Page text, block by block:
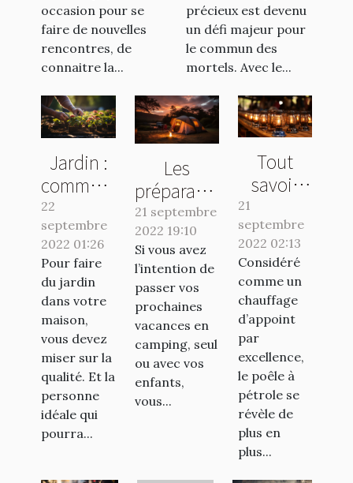
occasion pour se
faire de nouvelles
rencontres, de
connaitre la...
précieux est devenu
un défi majeur pour
le commun des
mortels. Avec le...
Jardin :
comment
avoir un
travail de
qualité ?
22
septembre
2022 01:26
Pour faire
du jardin
dans votre
maison,
vous devez
miser sur la
qualité. Et la
personne
idéale qui
pourra...
Les
préparatifs
essentiels
pour un
séjour en
camping
réussi
21 septembre
2022 19:10
Si vous avez
l’intention de
passer vos
prochaines
vacances en
camping, seul
ou avec vos
enfants,
vous...
Tout
savoir
poêle à
pétrole
21
septembre
2022 02:13
Considéré
comme un
chauffage
d’appoint
par
excellence,
le poêle à
pétrole se
révèle de
plus en
plus...